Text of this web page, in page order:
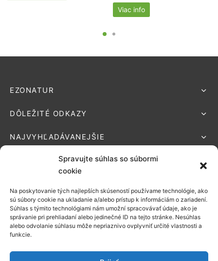
Spravujte súhlas so súbormi
cookie
Na poskytovanie tých najlepších skúseností používame technológie, ako
sú súbory cookie na ukladanie a/alebo prístup k informáciám o zariadení.
Súhlas s týmito technológiami nám umožní spracovávať údaje, ako je
správanie pri prehliadaní alebo jedinečné ID na tejto stránke. Nesúhlas
alebo odvolanie súhlasu môže nepriaznivo ovplyvniť určité vlastnosti a
funkcie.
cena
bola:
Viac info
EZONATUR
DÔLEŽITÉ ODKAZY
NAJVYHĽADÁVANEJŠIE
Podporované platby:
Možnosti
doručenia: